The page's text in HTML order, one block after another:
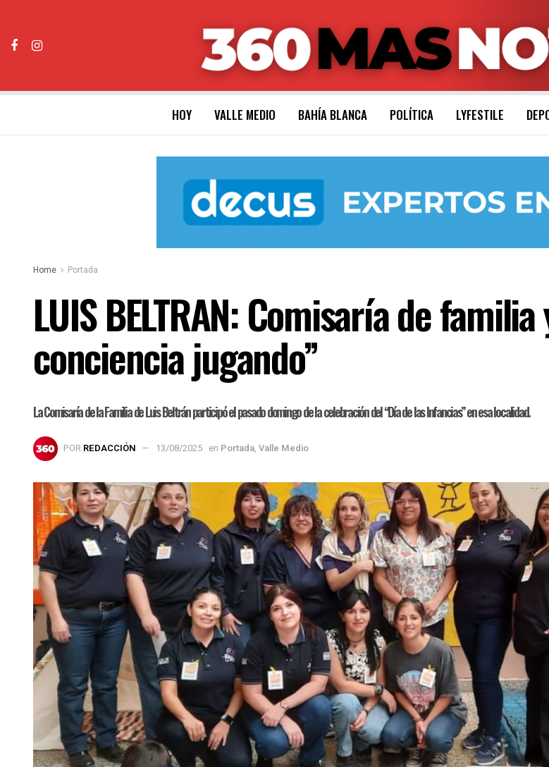
HOY VALLE MEDIO BAHÍA BLANCA POLÍTICA LYFESTILE
Home Portada
LUIS BELTRAN: Comisaría de
conciencia jugando”
La Comisaría de la Familia de Luis Beltrán participó el pasado domingo de la celebración del “Día de las Infancias” en esa localidad.
POR REDACCIÓN 13/08/2025 en Portada, Valle Medio